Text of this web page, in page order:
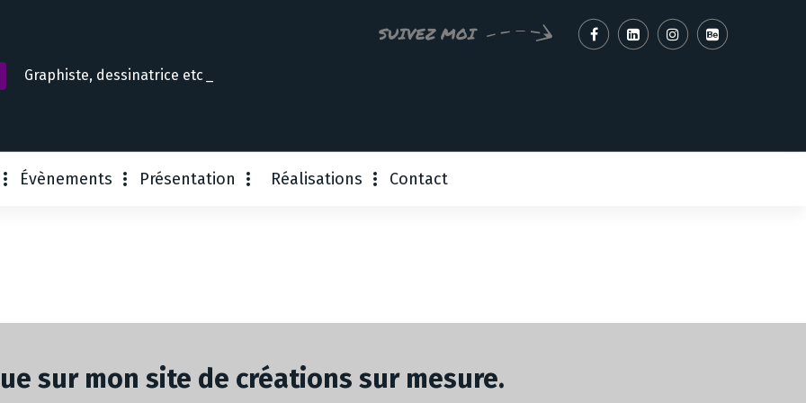
Graphiste, dessinatrice
SUIVEZ MOI
Évènements Présentation Réalisations Contact
sur mon site de créations sur mesure.